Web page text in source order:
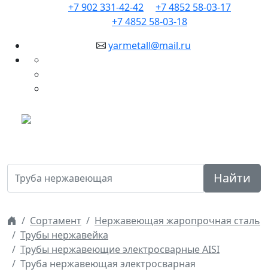
+7 902 331-42-42
+7 4852 58-03-17
+7 4852 58-03-18
yarmetall@mail.ru
Найти
Сортамент
Нержавеющая жаропрочная сталь
Трубы нержавейка
Трубы нержавеющие электросварные AISI
Труба нержавеющая электросварная